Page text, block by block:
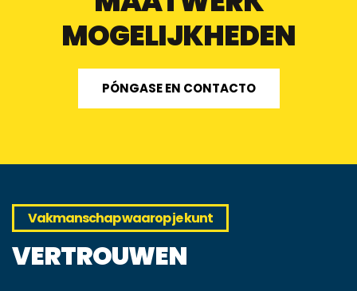
MOGELIJKHEDEN
PÓNGASE EN CONTACTO
Vakmanschap waarop je kunt
VERTROUWEN